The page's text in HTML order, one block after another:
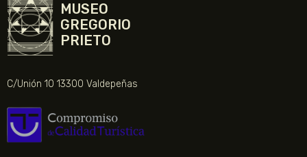
MUSEO
GREGORIO
PRIETO
C/Unión 10 13300 Valdepeñas